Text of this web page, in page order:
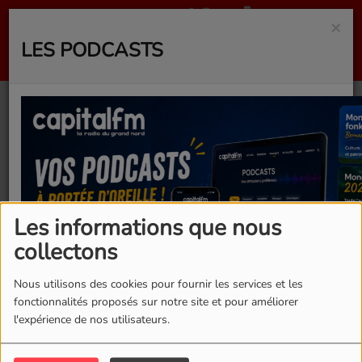
Les informations que nous
collectons
Nous utilisons des cookies pour fournir les services et les
fonctionnalités proposés sur notre site et pour améliorer
l'expérience de nos utilisateurs.
Emission du vendredi
26 juillet 2024
×
LES PODCASTS